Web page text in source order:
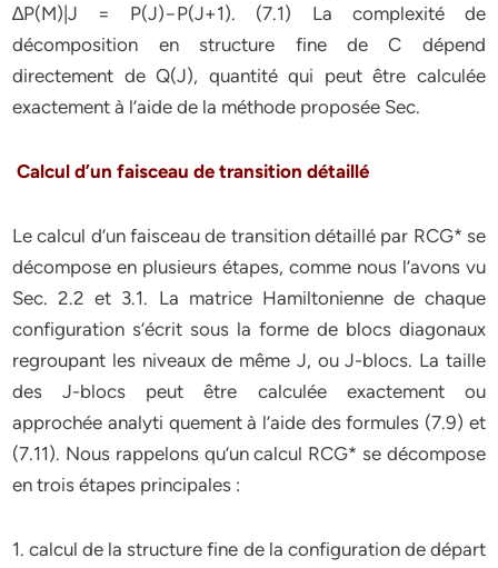
∆P(M)|J = P(J)−P(J+1). (7.1) La complexité de
décomposition en structure fine de C dépend
directement de Q(J), quantité qui peut être calculée
exactement à l’aide de la méthode proposée Sec.
Calcul d’un faisceau de transition détaillé
Le calcul d’un faisceau de transition détaillé par RCG* se
décompose en plusieurs étapes, comme nous l’avons vu
Sec. 2.2 et 3.1. La matrice Hamiltonienne de chaque
configuration s’écrit sous la forme de blocs diagonaux
regroupant les niveaux de même J, ou J-blocs. La taille
des J-blocs peut être calculée exactement ou
approchée analyti quement à l’aide des formules (7.9) et
(7.11). Nous rappelons qu’un calcul RCG* se décompose
en trois étapes principales :
1. calcul de la structure fine de la configuration de départ